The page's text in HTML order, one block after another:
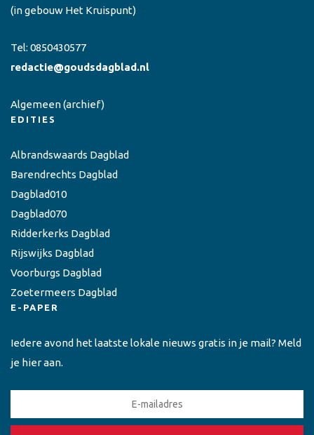
(in gebouw Het Kruispunt)
Tel: 0850430577
redactie@goudsdagblad.nl
Algemeen(archief)
EDITIES
Albrandswaards Dagblad
Barendrechts Dagblad
Dagblad010
Dagblad070
Ridderkerks Dagblad
Rijswijks Dagblad
Voorburgs Dagblad
Zoetermeers Dagblad
E-PAPER
Iedere avond het laatste lokale nieuws gratis in je mail? Meld
je hier aan.